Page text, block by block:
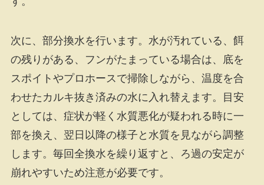
次に、部分換水を行います。水が汚れている、餌
の残りがある、フンがたまっている場合は、底を
スポイトやプロホースで掃除しながら、温度を合
わせたカルキ抜き済みの水に入れ替えます。目安
としては、症状が軽く水質悪化が疑われる時に一
部を換え、翌日以降の様子と水質を見ながら調整
します。毎回全換水を繰り返すと、ろ過の安定が
崩れやすいため注意が必要です。